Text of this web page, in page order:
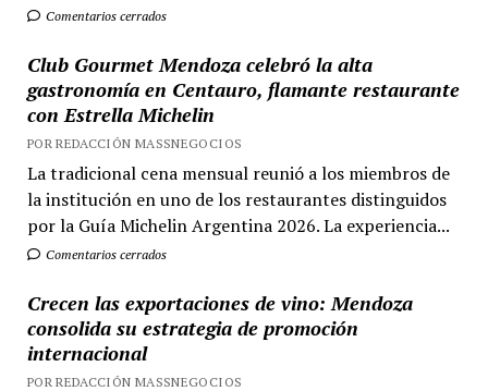
Comentarios cerrados
Club Gourmet Mendoza celebró la alta
gastronomía en Centauro, flamante restaurante
con Estrella Michelin
POR REDACCIÓN MASSNEGOCIOS
La tradicional cena mensual reunió a los miembros de
la institución en uno de los restaurantes distinguidos
por la Guía Michelin Argentina 2026. La experiencia...
Comentarios cerrados
Crecen las exportaciones de vino: Mendoza
consolida su estrategia de promoción
internacional
POR REDACCIÓN MASSNEGOCIOS